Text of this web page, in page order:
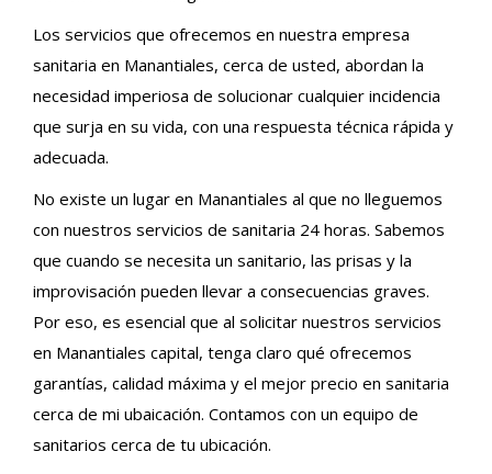
Los servicios que ofrecemos en nuestra empresa
sanitaria en Manantiales, cerca de usted, abordan la
necesidad imperiosa de solucionar cualquier incidencia
que surja en su vida, con una respuesta técnica rápida y
adecuada.
No existe un lugar en Manantiales al que no lleguemos
con nuestros servicios de sanitaria 24 horas. Sabemos
que cuando se necesita un sanitario, las prisas y la
improvisación pueden llevar a consecuencias graves.
Por eso, es esencial que al solicitar nuestros servicios
en Manantiales capital, tenga claro qué ofrecemos
garantías, calidad máxima y el mejor precio en sanitaria
cerca de mi ubaicación. Contamos con un equipo de
sanitarios cerca de tu ubicación.